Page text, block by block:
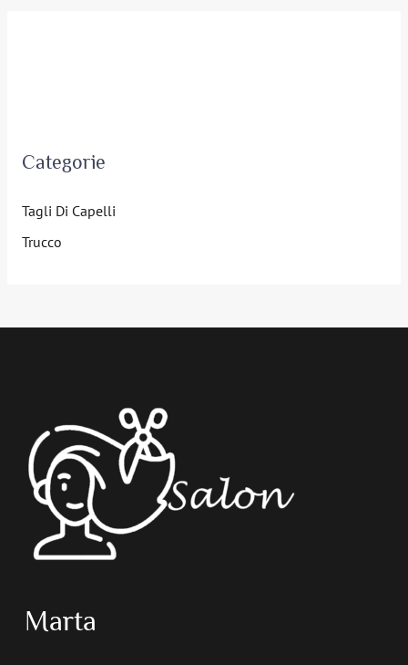
Categorie
Tagli Di Capelli
Trucco
Marta